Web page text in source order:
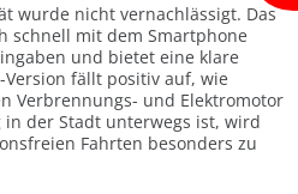
wurde nicht vernachlässigt. Das
schnell mit dem Smartphone
und bietet eine klare
fällt positiv auf, wie
Verbrennungs- und Elektromotor
der Stadt unterwegs ist, wird
Fahrten besonders zu